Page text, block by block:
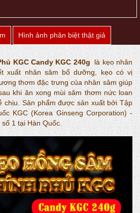
Hình ảnh phân biệt thật giả
KGC Candy KGC 240g
là kẹo nhân
xuất nhân sâm bổ dưỡng, kẹo có vị
thơm đặc trưng của nhân sâm giúp
khi ăn xong mùi sâm thơm nức loan
chịu. Sản phẩm được sản xuất bởi Tập
KGC (Korea Ginseng Corporation) -
1 tại Hàn Quốc.